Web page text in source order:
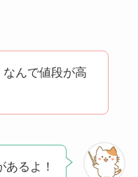
レ・ド・ポー ボー
なぜ高い？なぜ
も解説！
まごっちみーつは
ぜ高い？なぜ人
んで値段が高
るよ！